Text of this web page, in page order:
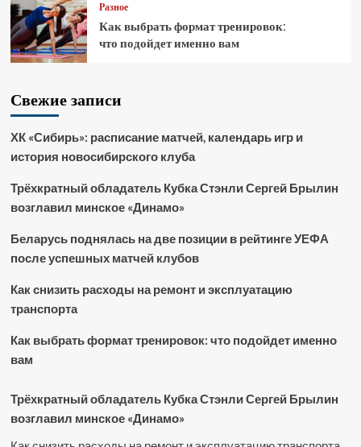
Разное
Как выбрать формат тренировок:
что подойдет именно вам
Свежие записи
ХК «Сибирь»: расписание матчей, календарь игр и
история новосибирского клуба
Трёхкратный обладатель Кубка Стэнли Сергей Брылин
возглавил минское «Динамо»
Беларусь поднялась на две позиции в рейтинге УЕФА
после успешных матчей клубов
Как снизить расходы на ремонт и эксплуатацию
транспорта
Как выбрать формат тренировок: что подойдет именно
вам
Трёхкратный обладатель Кубка Стэнли Сергей Брылин
возглавил минское «Динамо»